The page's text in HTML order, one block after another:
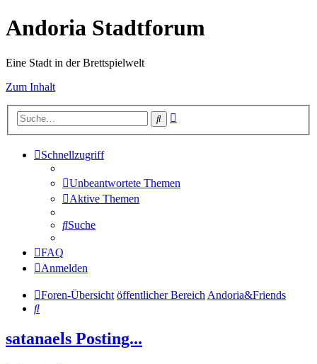
Andoria Stadtforum
Eine Stadt in der Brettspielwelt
Zum Inhalt
Suche
Schnellzugriff
Unbeantwortete Themen
Aktive Themen
Suche
FAQ
Anmelden
Foren-Übersicht öffentlicher BereichAndoria&Friends
Suche
satanaels Posting...